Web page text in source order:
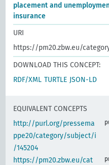
placement and
insurance
URI
https://pm20.zbw.eu/
DOWNLOAD THIS CONCEPT:
RDF/XML TURTLE JSON-LD
EQUIVALENT CONCEPTS
http://purl.org/pressema
ppe20/category/subject/i
/145204
https://pm20.zbw.eu/cat